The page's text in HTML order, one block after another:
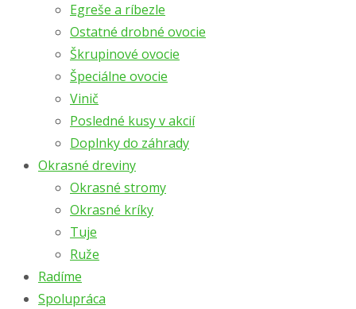
Egreše a ríbezle
Ostatné drobné ovocie
Škrupinové ovocie
Špeciálne ovocie
Vinič
Posledné kusy v akcií
Doplnky do záhrady
Okrasné dreviny
Okrasné stromy
Okrasné kríky
Tuje
Ruže
Radíme
Spolupráca